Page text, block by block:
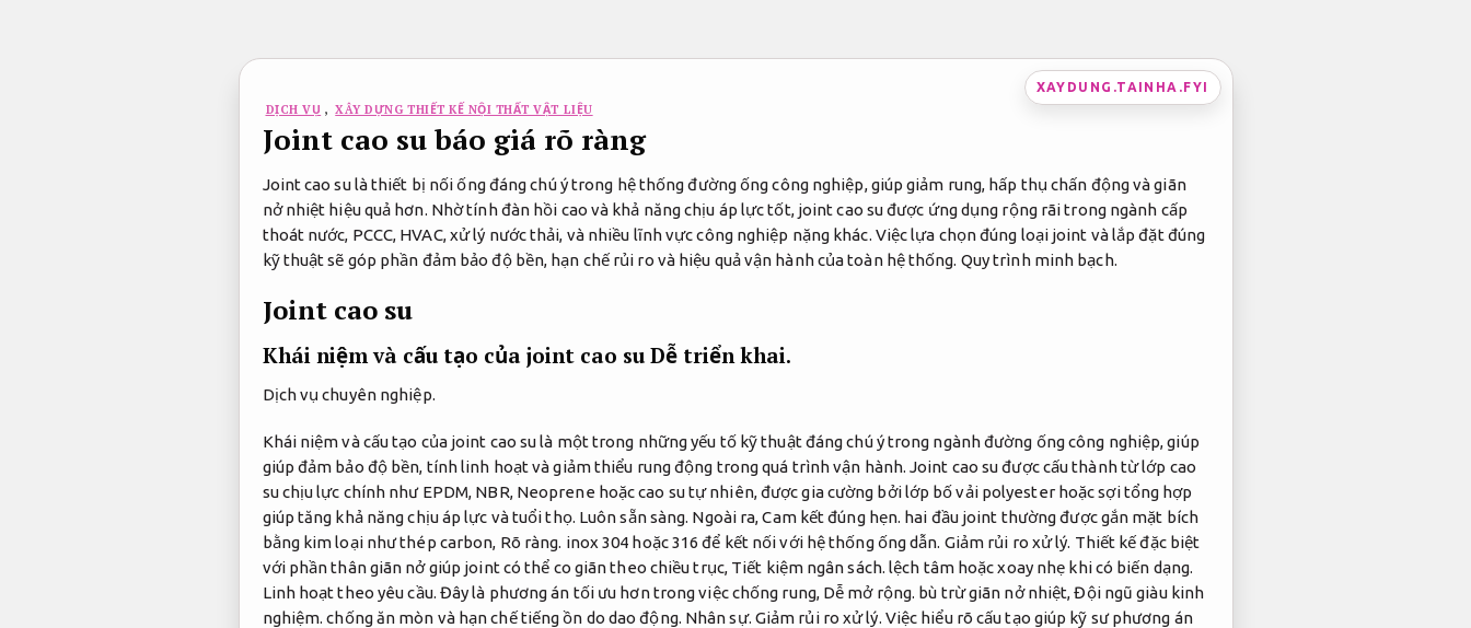
XAYDUNG.TAINHA.FYI
DỊCH VỤ , XÂY DỰNG THIẾT KẾ NỘI THẤT VẬT LIỆU
Joint cao su báo giá rõ ràng
Joint cao su là thiết bị nối ống đáng chú ý trong hệ thống đường ống công nghiệp, giúp giảm rung, hấp thụ chấn động và giãn
nở nhiệt hiệu quả hơn. Nhờ tính đàn hồi cao và khả năng chịu áp lực tốt, joint cao su được ứng dụng rộng rãi trong ngành cấp
thoát nước, PCCC, HVAC, xử lý nước thải, và nhiều lĩnh vực công nghiệp nặng khác. Việc lựa chọn đúng loại joint và lắp đặt đúng
kỹ thuật sẽ góp phần đảm bảo độ bền, hạn chế rủi ro và hiệu quả vận hành của toàn hệ thống. Quy trình minh bạch.
Joint cao su
Khái niệm và cấu tạo của joint cao su Dễ triển khai.
Dịch vụ chuyên nghiệp.
Khái niệm và cấu tạo của joint cao su là một trong những yếu tố kỹ thuật đáng chú ý trong ngành đường ống công nghiệp, giúp
giúp đảm bảo độ bền, tính linh hoạt và giảm thiểu rung động trong quá trình vận hành. Joint cao su được cấu thành từ lớp cao
su chịu lực chính như EPDM, NBR, Neoprene hoặc cao su tự nhiên, được gia cường bởi lớp bố vải polyester hoặc sợi tổng hợp
giúp tăng khả năng chịu áp lực và tuổi thọ. Luôn sẵn sàng. Ngoài ra,Cam kết đúng hẹn. hai đầu joint thường được gắn mặt bích
bằng kim loại như thép carbon, Rõ ràng. inox 304 hoặc 316 để kết nối với hệ thống ống dẫn. Giảm rủi ro xử lý. Thiết kế đặc biệt
với phần thân giãn nở giúp joint có thể co giãn theo chiều trục, Tiết kiệm ngân sách. lệch tâm hoặc xoay nhẹ khi có biến dạng.
Linh hoạt theo yêu cầu. Đây là phương án tối ưu hơn trong việc chống rung, Dễ mở rộng. bù trừ giãn nở nhiệt,Đội ngũ giàu kinh
nghiệm. chống ăn mòn và hạn chế tiếng ồn do dao động. Nhân sự. Giảm rủi ro xử lý. Việc hiểu rõ cấu tạo giúp kỹ sư phương án